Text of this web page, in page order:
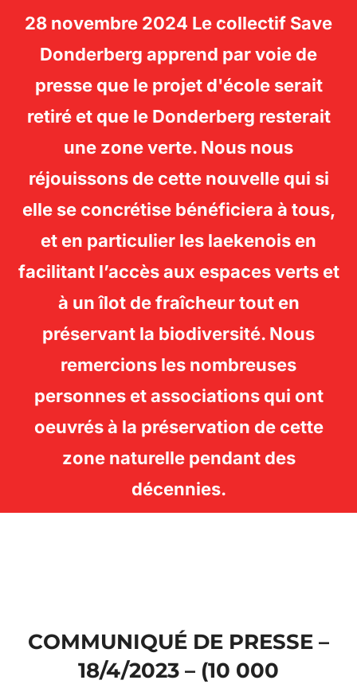
28 novembre 2024 Le collectif Save
Donderberg apprend par voie de
presse que le projet d'école serait
retiré et que le Donderberg resterait
une zone verte. Nous nous
réjouissons de cette nouvelle qui si
elle se concrétise bénéficiera à tous,
et en particulier les laekenois en
facilitant l’accès aux espaces verts et
à un îlot de fraîcheur tout en
préservant la biodiversité. Nous
remercions les nombreuses
personnes et associations qui ont
oeuvrés à la préservation de cette
zone naturelle pendant des
décennies.
SAVE
DONDERBERG -
LAEKEN
Rechercher :
COMMUNIQUÉ DE PRESSE –
18/4/2023 – (10 000